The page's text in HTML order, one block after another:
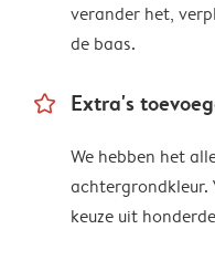
verander het,
de baas.
star_outline Extra's
We hebben het
achtergrondkleur.
keuze uit